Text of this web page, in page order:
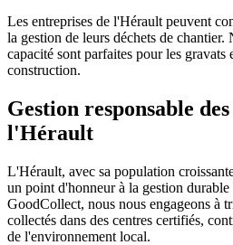
Les entreprises de l'Hérault peuvent
la gestion de leurs déchets de chantier.
capacité sont parfaites pour les gravats
construction.
Gestion responsable
l'Hérault
L'Hérault, avec sa population
un point d'honneur à la gestion durable
GoodCollect, nous nous engageons à
collectés dans des centres certifiés,
de l'environnement local.